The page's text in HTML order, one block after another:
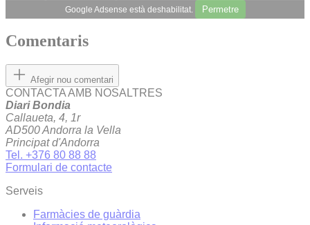
Google Adsense està deshabilitat. Permetre
Comentaris
Afegir nou comentari
CONTACTA AMB NOSALTRES
Diari Bondia
Callaueta, 4, 1r
AD500 Andorra la Vella
Principat d'Andorra
Tel. +376 80 88 88
Formulari de contacte
Serveis
Farmàcies de guàrdia